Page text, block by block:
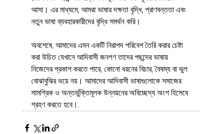
আসা। এর মাধ্যমে, আমরা ভাষার দক্ষতা বৃদ্ধি, প্রাণবন্ততা এবং
নতুন ভাষা ব্যবহারকারীদের বৃদ্ধি সমর্থন করি।
অবশেষে, আমাদের এমন একটি নিরাপদ পরিবেশ তৈরি করার চেষ্টা
করা উচিত যেখানে আদিবাসী জনগণ তাদের পছন্দের ভাষায়
নিজেদের প্রকাশ করতে পারে, কোনো ধরনের বিচার, বৈষম্য বা ভুল
বোঝাবুঝির ভয়ে নয়। আমাদের আদিবাসী ভাষাগুলোকে সমাজের
সামগ্রিক ও অন্তর্ভুক্তিমূলক উন্নয়নের অবিচ্ছেদ্য অংশ হিসেবে
গ্রহণ করতে হবে।.